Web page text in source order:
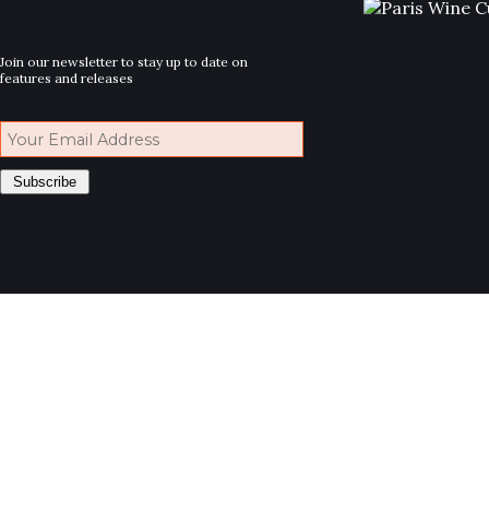
Join our newsletter to stay up to date on
features and releases